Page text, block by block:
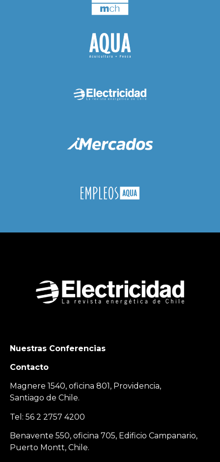
Nuestras Conferencias
Contacto
Magnere 1540, oficina 801, Providencia,
Santiago de Chile.
Tel: 56 2 2757 4200
Benavente 550, oficina 705, Edificio Campanario,
Puerto Montt, Chile.